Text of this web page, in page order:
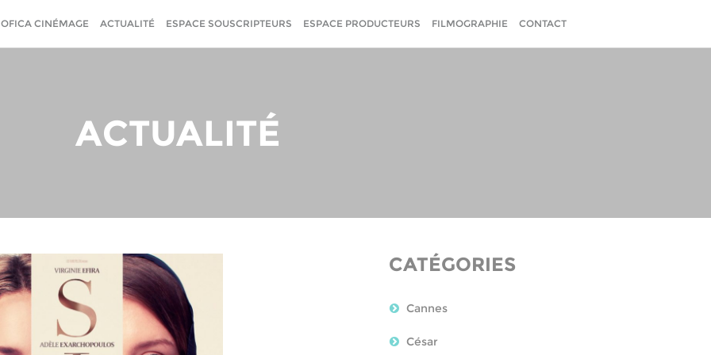
CINÉMAGE ACTUALITÉ ESPACE SOUSCRIPTEURS ESPACE PRODUCTEURS FILMOGRAPHIE CONTACT
ACTUALITÉ
CATÉGORIES
Cannes
César